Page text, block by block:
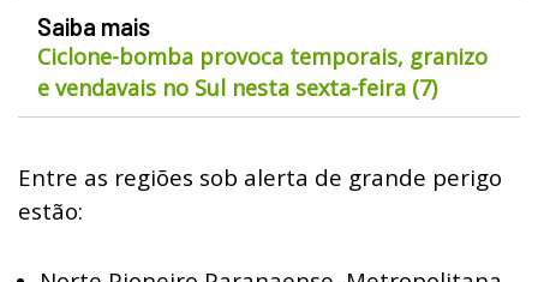
Saiba mais
Ciclone-bomba provoca temporais, granizo
e vendavais no Sul nesta sexta-feira (7)
Entre as regiões sob alerta de grande perigo
estão: